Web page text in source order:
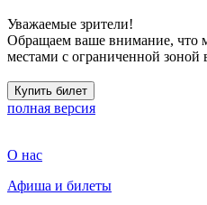
Уважаемые зрители!
Обращаем ваше внимание, что
местами с ограниченной зоной
Купить билет
полная версия
О нас
Афиша и билеты